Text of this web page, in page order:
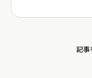
記事